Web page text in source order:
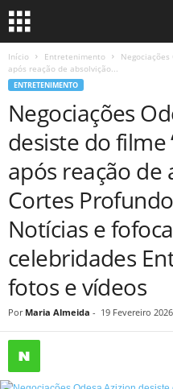
Início Entretenimento
Negociações
após reação de absolvição...
ENTRETENIMENTO
Negociações
desiste do filme
após reação de
Cortes
Notícias e
celebridades
fotos e vídeos
Por Maria Almeida - 19 Fevereiro 2026